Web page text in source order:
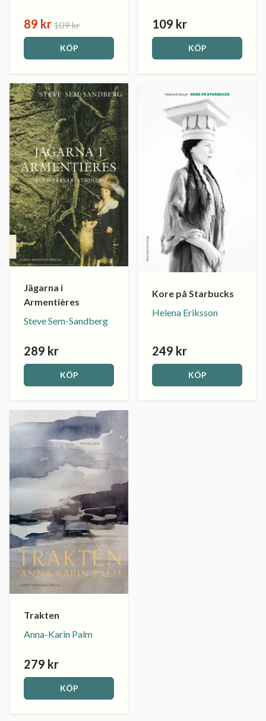
89 kr109 kr
KÖP
109 kr
KÖP
Jägarna i
Armentières
Steve Sem-Sandberg
289 kr
KÖP
Kore på Starbucks
Helena Eriksson
249 kr
KÖP
Trakten
Anna-Karin Palm
279 kr
KÖP